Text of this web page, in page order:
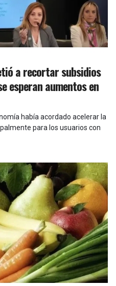
a recortar subsidios
esperan aumentos en
había acordado acelerar la
para los usuarios con